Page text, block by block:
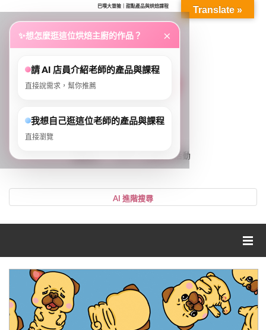
巴噗大冒險｜甜點產品與烘焙課程
...
VIP、LV等好康活動
帳號
記住我
網紅媽咪蛋糕心得分享
粉絲好康
加入甜點廚師接單平台
Translate »
✨想怎麼逛這位烘焙主廚的作品？ ×
請 AI 店員介紹老師的產品與課程
直接說需求，幫你推薦
我想自己逛這位老師的產品與課程
直接瀏覽